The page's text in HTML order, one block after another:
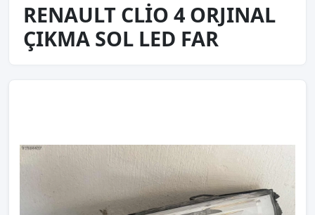
RENAULT CLİO 4 ORJINAL
ÇIKMA SOL LED FAR